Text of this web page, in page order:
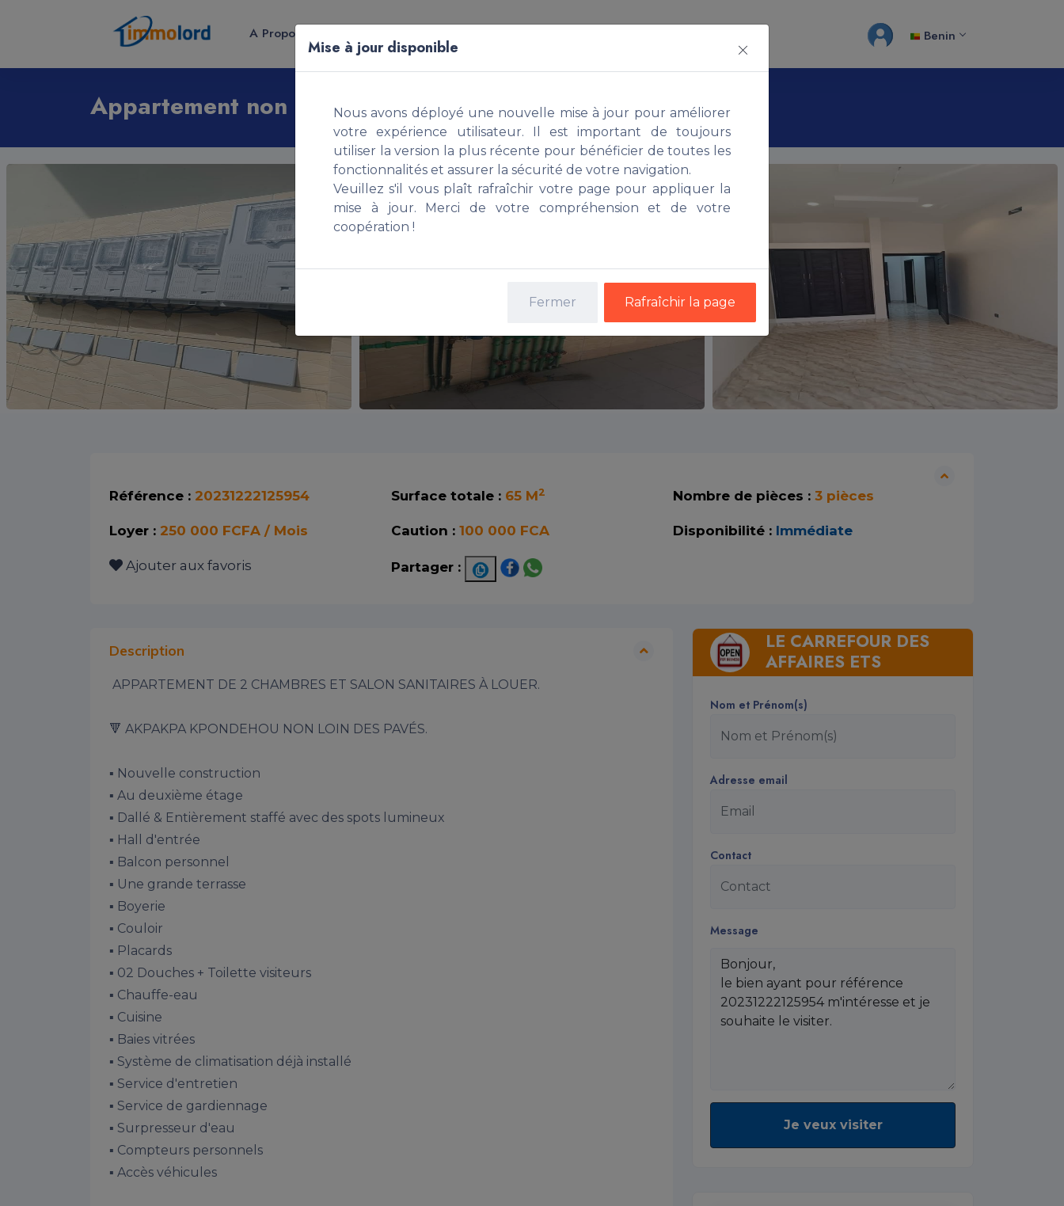
A Propos Benin
Appartement non meublé, COTONOU
Référence : 20231222125954 Surface totale : 65 M2 Nombre de pièces : 3 pièces
Loyer : 250 000 FCFA / Mois Caution : 100 000 FCA Disponibilité : Immédiate
Ajouter aux favoris Partager :
Description
🔻 AKPAKPA KPONDEHOU NON LOIN DES PAVÉS.
▪️ Nouvelle construction
▪️ Au deuxième étage
▪️ Dallé & Entièrement staffé avec des spots lumineux
▪️ Hall d'entrée
▪️ Balcon personnel
▪️ Une grande terrasse
▪️ Boyerie
▪️ Couloir
▪️ Placards
▪️ 02 Douches + Toilette visiteurs
▪️ Chauffe-eau
▪️ Cuisine
▪️ Baies vitrées
▪️ Système de climatisation déjà installé
▪️ Service d'entretien
▪️ Service de gardiennage
▪️ Surpresseur d'eau
▪️ Compteurs personnels
▪️ Accès véhicules
LE CARREFOUR DES
AFFAIRES ETS
Nom et Prénom(s)
Adresse email
Contact
Message
Je veux visiter
Mise à jour disponible
Nous avons déployé une nouvelle mise à jour pour améliorer
votre expérience utilisateur. Il est important de toujours
utiliser la version la plus récente pour bénéficier de toutes les
fonctionnalités et assurer la sécurité de votre navigation.
Veuillez s'il vous plaît rafraîchir votre page pour appliquer la
mise à jour. Merci de votre compréhension et de votre
coopération !
Fermer Rafraîchir la page